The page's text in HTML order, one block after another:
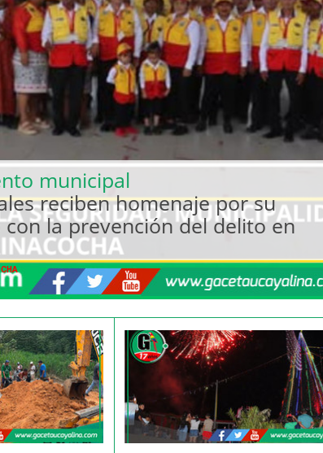
municipal
reciben homenaje por su
la prevención del delito en